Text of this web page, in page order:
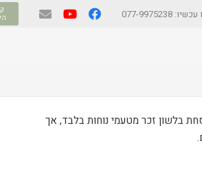
9975238
בלשון זכר מטעמי נוחות בלבד, אך